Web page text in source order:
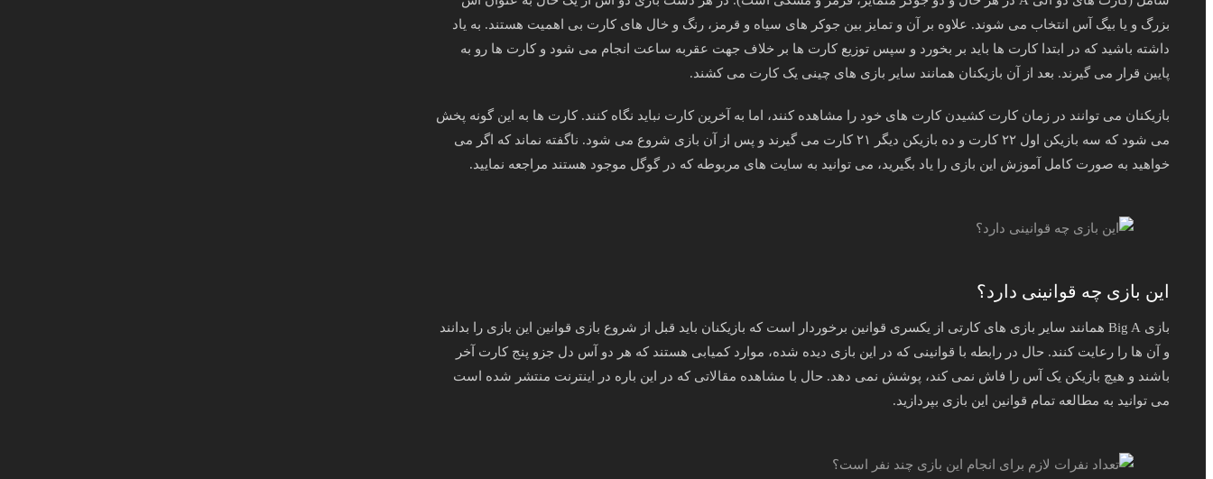
بزرگ و یا بیگ آس انتخاب می‌ شوند. علاوه بر آن و تمایز بین جوکر های سیاه و قرمز، رنگ و خال‌ های کارت‌ بی اهمیت هستند. به یاد
داشته باشید که در ابتدا کارت ها باید بر بخورد و سپس توزیع کارت‌ ها بر خلاف جهت عقربه ساعت انجام می شود و کارت ها رو به
پایین قرار می گیرند. بعد از آن بازیکنان همانند سایر بازی های چینی یک کارت می کشند.
بازیکنان می توانند در زمان کارت کشیدن کارت های خود را مشاهده کنند، اما به آخرین کارت نباید نگاه کنند. کارت ها به این گونه پخش
می شود که سه بازیکن اول ۲۲ کارت و ده بازیکن دیگر ۲۱ کارت می گیرند و پس از آن بازی شروع می شود. ناگفته نماند که اگر می
خواهید به صورت کامل آموزش این بازی را یاد بگیرید، می توانید به سایت‌ های مربوطه که در گوگل موجود هستند مراجعه نمایید.
این بازی چه قوانینی دارد؟
بازی Big A همانند سایر بازی های کارتی از یکسری قوانین برخوردار است که بازیکنان باید قبل از شروع بازی قوانین این بازی را بدانند
و آن ها را رعایت کنند. حال در رابطه با قوانینی که در این بازی دیده شده، موارد کمیابی هستند که هر دو آس دل جزو پنج کارت آخر
باشند و هیچ‌ بازیکن یک آس را فاش نمی‌ کند، پوشش نمی‌ دهد. حال با مشاهده مقالاتی که در این باره در اینترنت منتشر شده است
می توانید به مطالعه تمام قوانین این بازی بپردازید.